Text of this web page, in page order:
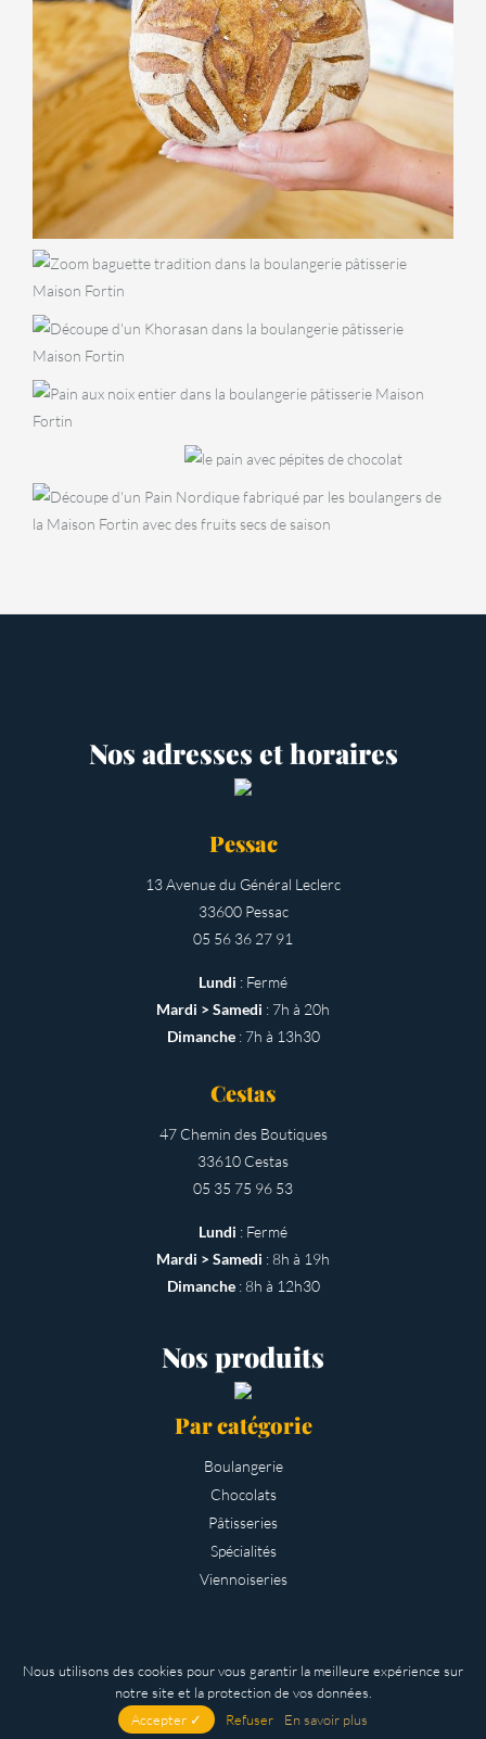
Tourte de meule
BOULANGERIE
Baguette
Tradition
BOULANGERIE
Khorasan
BOULANGERIE
Pain aux noix
BOULANGERIE
Pain
viennois
BOULANGERIE
cacao
Pain nordique
aux fruits
Nos adresses et horaires
Pessac
13 Avenue du Général Leclerc
33600 Pessac
05 56 36 27 91
Lundi : Fermé
Mardi > Samedi : 7h à 20h
Dimanche: 7h à 13h30
Cestas
47 Chemin des Boutiques
33610 Cestas
05 35 75 96 53
Lundi : Fermé
Mardi > Samedi : 8h à 19h
Dimanche: 8h à 12h30
Nos produits
Par catégorie
Boulangerie
Chocolats
Pâtisseries
Spécialités
Viennoiseries
© Maison Fortin 2026 - Mentions Légales- Made by Brumisphère
Nous utilisons des cookies pour vous garantir la meilleure expérience sur
notre site et la protection de vos données.
Accepter ✓
Refuser En savoir plus